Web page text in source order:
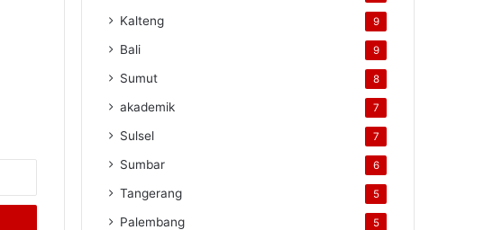
Kalteng 9
Bali 9
Sumut 8
akademik 7
Sulsel 7
Sumbar 6
Tangerang 5
Palembang 5